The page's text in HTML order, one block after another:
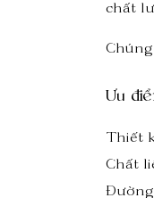
chất
Ưu
Thiết
Chất